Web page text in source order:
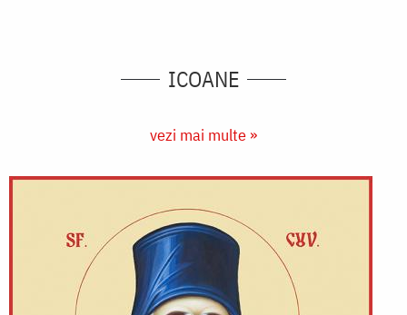
ICOANE
vezi mai multe »